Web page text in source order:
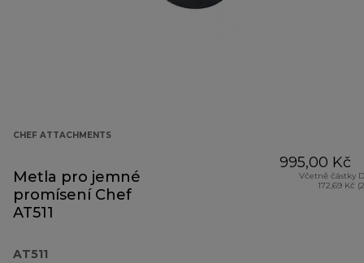
CHEF ATTACHMENTS
Metla pro jemné
promísení Chef
AT511
AT511
995,00 Kč
Včetně částky
172,69 Kč